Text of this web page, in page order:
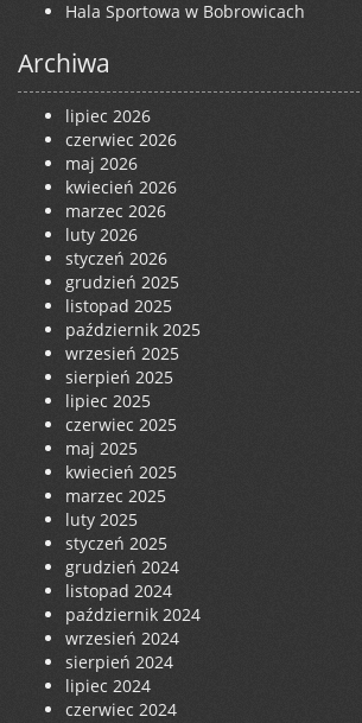
Hala Sportowa w Bobrowicach
Archiwa
lipiec 2026
czerwiec 2026
maj 2026
kwiecień 2026
marzec 2026
luty 2026
styczeń 2026
grudzień 2025
listopad 2025
październik 2025
wrzesień 2025
sierpień 2025
lipiec 2025
czerwiec 2025
maj 2025
kwiecień 2025
marzec 2025
luty 2025
styczeń 2025
grudzień 2024
listopad 2024
październik 2024
wrzesień 2024
sierpień 2024
lipiec 2024
czerwiec 2024